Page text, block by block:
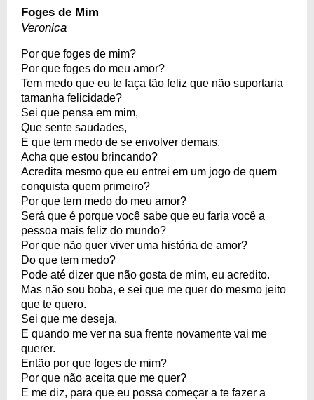
Foges de Mim
Veronica
Por que foges de mim?
Por que foges do meu amor?
Tem medo que eu te faça tão feliz que não suportaria
tamanha felicidade?
Sei que pensa em mim,
Que sente saudades,
E que tem medo de se envolver demais.
Acha que estou brincando?
Acredita mesmo que eu entrei em um jogo de quem
conquista quem primeiro?
Por que tem medo do meu amor?
Será que é porque você sabe que eu faria você a
pessoa mais feliz do mundo?
Por que não quer viver uma história de amor?
Do que tem medo?
Pode até dizer que não gosta de mim, eu acredito.
Mas não sou boba, e sei que me quer do mesmo jeito
que te quero.
Sei que me deseja.
E quando me ver na sua frente novamente vai me
querer.
Então por que foges de mim?
Por que não aceita que me quer?
E me diz, para que eu possa começar a te fazer a